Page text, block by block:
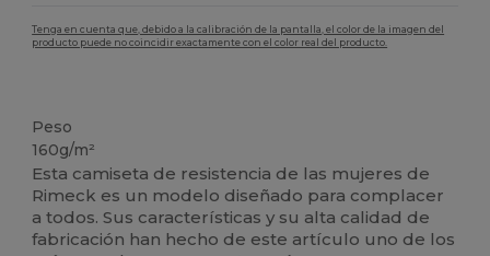
Tenga en cuenta que, debido a la calibración de la pantalla, el color de la imagen del
producto puede no coincidir exactamente con el color real del producto.
Peso
160g/m²
Esta camiseta de resistencia de las mujeres de
Rimeck es un modelo diseñado para complacer
a todos. Sus características y su alta calidad de
fabricación han hecho de este artículo uno de los